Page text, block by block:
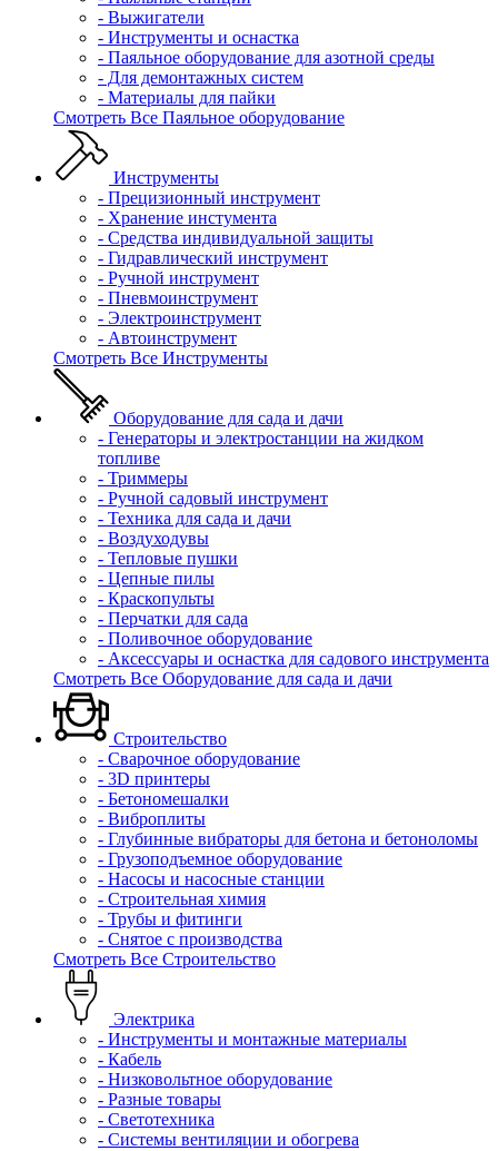
- Выжигатели
- Инструменты и оснастка
- Паяльное оборудование для азотной среды
- Для демонтажных систем
- Материалы для пайки
Смотреть Все Паяльное оборудование
Инструменты
- Прецизионный инструмент
- Хранение инстумента
- Средства индивидуальной защиты
- Гидравлический инструмент
- Ручной инструмент
- Пневмоинструмент
- Электроинструмент
- Автоинструмент
Смотреть Все Инструменты
Оборудование для сада и дачи
- Генераторы и электростанции на жидком
топливе
- Триммеры
- Ручной садовый инструмент
- Техника для сада и дачи
- Воздуходувы
- Тепловые пушки
- Цепные пилы
- Краскопульты
- Перчатки для сада
- Поливочное оборудование
- Аксессуары и оснастка для садового инструмента
Смотреть Все Оборудование для сада и дачи
Строительство
- Сварочное оборудование
- 3D принтеры
- Бетономешалки
- Виброплиты
- Глубинные вибраторы для бетона и бетоноломы
- Грузоподъемное оборудование
- Насосы и насосные станции
- Строительная химия
- Трубы и фитинги
- Снятое с производства
Смотреть Все Строительство
Электрика
- Инструменты и монтажные материалы
- Кабель
- Низковольтное оборудование
- Разные товары
- Светотехника
- Системы вентиляции и обогрева